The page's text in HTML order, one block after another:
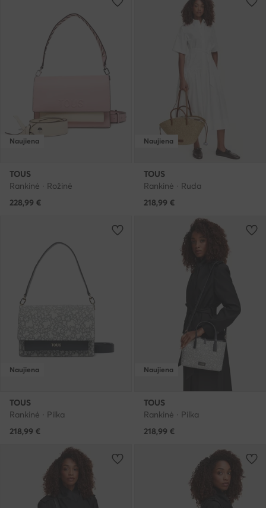
Naujiena
TOUS
Rankinė · Rožinė
228,99 €
Naujiena
TOUS
Rankinė · Ruda
218,99 €
Naujiena
TOUS
Rankinė · Pilka
218,99 €
Naujiena
TOUS
Rankinė · Pilka
218,99 €